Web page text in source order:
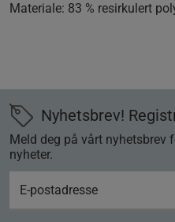
Materiale: 83 % resirkulert
Nyhetsbrev!
Meld deg på vårt nyhetsbrev
nyheter.